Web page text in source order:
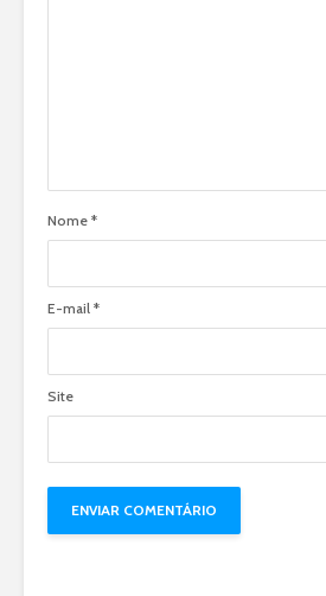
Nome *
E-mail *
Site